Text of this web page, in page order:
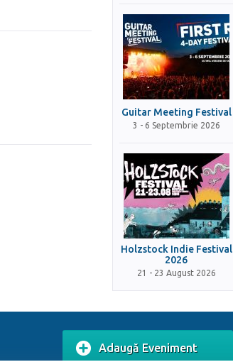
Guitar Meeting Festival
3 - 6 Septembrie 2026
Holzstock Indie Festival
2026
21 - 23 August 2026
Adaugă Eveniment